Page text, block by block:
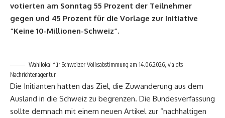
votierten am Sonntag 55 Prozent der Teilnehmer
gegen und 45 Prozent für die Vorlage zur Initiative
“Keine 10-Millionen-Schweiz”.
Wahllokal für Schweizer Volksabstimmung am 14.06.2026, via dts
Nachrichtenagentur
Die Initianten hatten das Ziel, die Zuwanderung aus dem
Ausland in die Schweiz zu begrenzen. Die Bundesverfassung
sollte demnach mit einem neuen Artikel zur “nachhaltigen